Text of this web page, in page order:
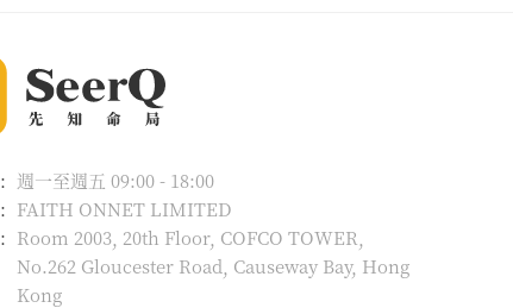
週一至週五 09:00 - 18:00
FAITH ONNET LIMITED
Room 2003, 20th Floor, COFCO TOWER,
No.262 Gloucester Road, Causeway Bay, Hong
Kong